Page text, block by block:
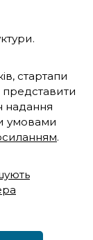
стартапи
представити
надання
умовами
.